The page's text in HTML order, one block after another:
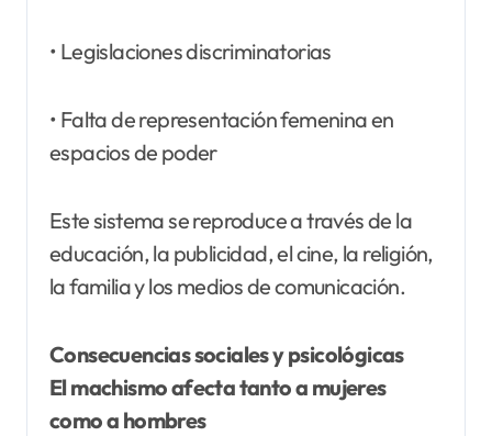
• Legislaciones discriminatorias
• Falta de representación femenina en
espacios de poder
Este sistema se reproduce a través de la
educación, la publicidad, el cine, la religión,
la familia y los medios de comunicación.
Consecuencias sociales y psicológicas
El machismo afecta tanto a mujeres
como a hombres